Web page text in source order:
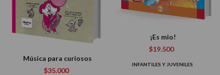
Música para curiosos
$35.000
¡Es mio!
$19.500
INFANTILES Y JUVENILES